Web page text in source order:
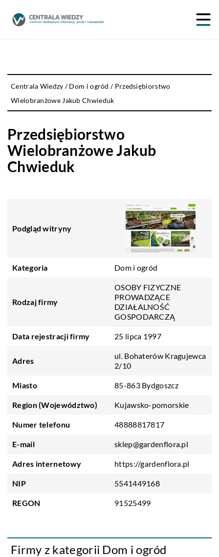
Centrala Wiedzy /Dom i ogród / Przedsiębiorstwo
Wielobranżowe Jakub Chwieduk
Przedsiębiorstwo
Wielobranżowe Jakub
Chwieduk
Podgląd witryny
Kategoria Dom i ogród
Rodzaj firmy
OSOBY FIZYCZNE
PROWADZĄCE
DZIAŁALNOŚĆ
GOSPODARCZĄ
Data rejestracji firmy 25 lipca 1997
Adres
ul. Bohaterów Kragujewca
2/10
Miasto 85-863 Bydgoszcz
Region (Województwo) Kujawsko-pomorskie
Numer telefonu 48888817817
E-mail sklep@gardenflora.pl
Adres internetowy https://gardenflora.pl
NIP 5541449168
REGON 91525499
Firmy z kategorii Dom i ogród